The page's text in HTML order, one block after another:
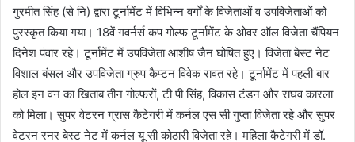
गुरमीत सिंह (से नि) द्वारा टूर्नामेंट में विभिन्न वर्गों के विजेताओं व उपविजेताओं को
पुरस्कृत किया गया। 18वें गवर्नर्स कप गोल्फ टूर्नामेंट के ओवर ऑल विजेता चैंपियन
दिनेश पंवार रहे। टूर्नामेंट में उपविजेता आशीष जैन घोषित हुए। विजेता बेस्ट नेट
विशाल बंसल और उपविजेता ग्रुप कैप्टन विवेक रावत रहे। टूर्नामेंट में पहली बार
होल इन वन का खिताब तीन गोल्फरों, टी पी सिंह, विकास टंडन और राघव कारला
को मिला। सुपर वेटरन ग्रास कैटेगरी में कर्नल एस सी गुप्ता विजेता रहे और सुपर
वेटरन रनर बेस्ट नेट में कर्नल यू सी कोठारी विजेता रहे। महिला कैटेगरी में डॉ.